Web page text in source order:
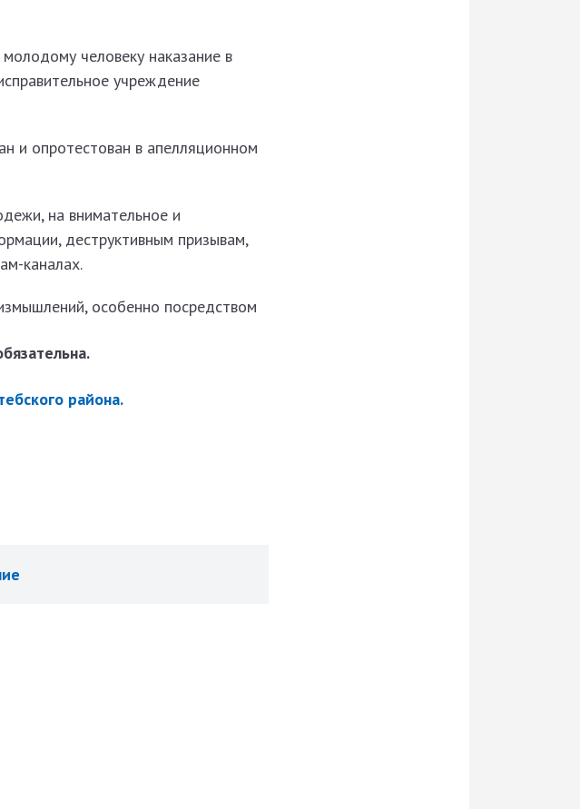
человеку наказание в
учреждение
и опротестован в апелляционном
на внимательное и
деструктивным призывам,
каналах.
особенно посредством
района.